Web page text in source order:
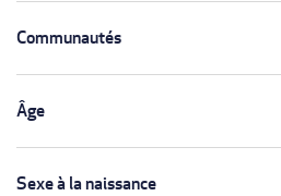
Communautés
Âge
Sexe à la naissance